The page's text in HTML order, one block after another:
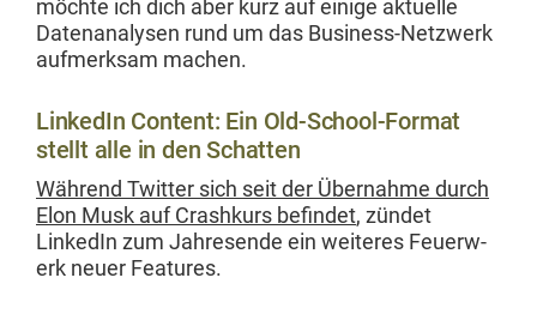
möchte ich dich aber kurz auf einige aktuelle
Date­n­analy­sen rund um das Busi­ness-Net­zw­erk
aufmerk­sam machen.
LinkedIn Content: Ein Old-School-Format
stellt alle in den Schatten
Während Twit­ter sich seit der Über­nahme durch
Elon Musk auf Crashkurs befind­et, zün­det
LinkedIn zum Jahre­sende ein weit­eres Feuer­w­
erk neuer Features.